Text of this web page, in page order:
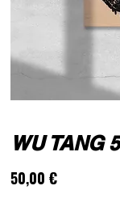
WU TANG
50,00 €Cena